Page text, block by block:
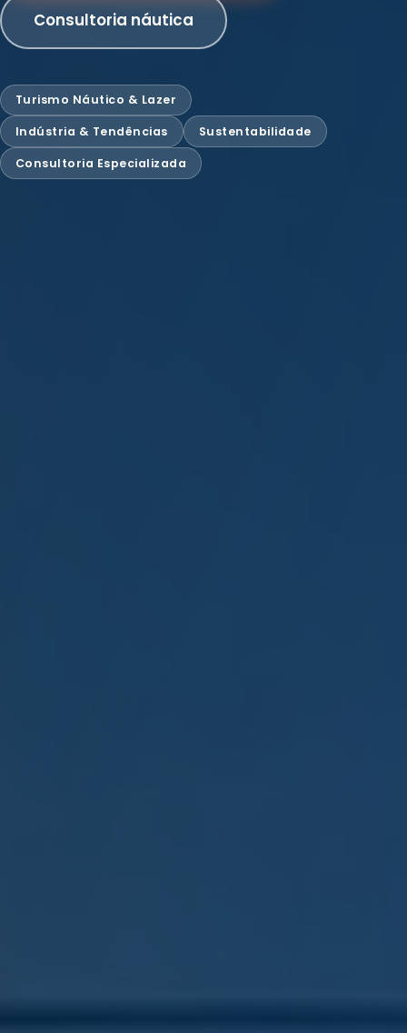
Consultoria náutica
Turismo Náutico & Lazer
Indústria & Tendências Sustentabilidade
Consultoria Especializada